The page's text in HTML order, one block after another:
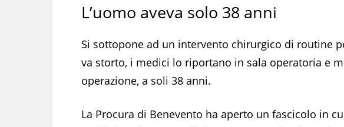
L’uomo aveva solo 38 anni
Si sottopone ad un intervento chirurgico di routine
va storto, i medici lo riportano in sala operatoria e
operazione, a soli 38 anni.
La Procura di Benevento ha aperto un fascicolo in